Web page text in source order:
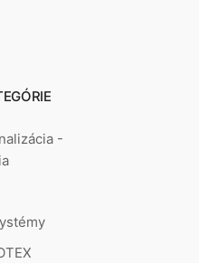
-